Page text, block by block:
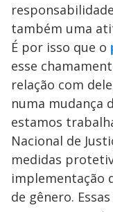
também uma
É por isso que o
esse
relação com
numa mudança
estamos
Nacional de
medidas
implementação
de gênero.